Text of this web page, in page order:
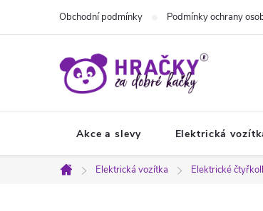
Obchodní podmínky Podmínky ochrany
Akce a slevy Elektrická
Domů
Elektrická vozítka Elektrické